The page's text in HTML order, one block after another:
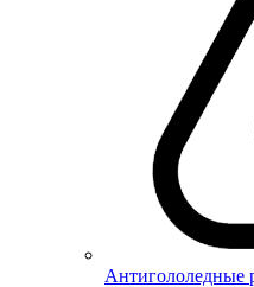
Антигололедные